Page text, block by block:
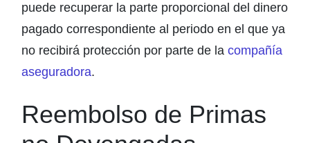
puede recuperar la parte proporcional del dinero
pagado correspondiente al periodo en el que ya
no recibirá protección por parte de la compañía
aseguradora.
Reembolso de Primas